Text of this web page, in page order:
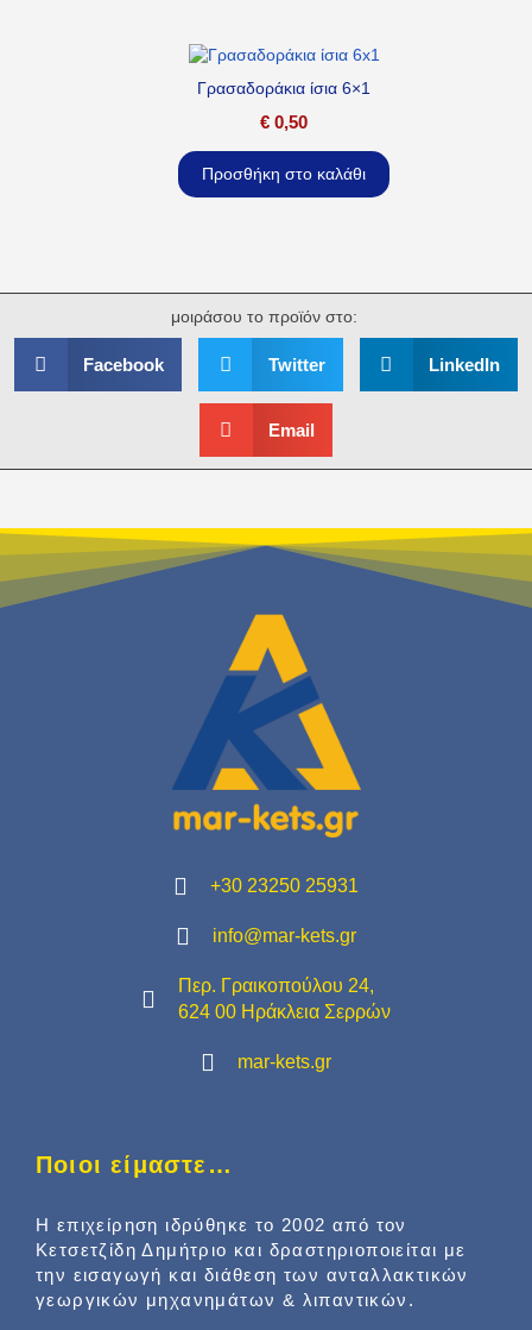
Γρασαδοράκια ίσια 6×1
€ 0,50
Προσθήκη στο καλάθι
μοιράσου το προϊόν στο:
Facebook Twitter LinkedIn
Email
+30 23250 25931
info@mar-kets.gr
Περ. Γραικοπούλου 24,
624 00 Ηράκλεια Σερρών
mar-kets.gr
Ποιοι είμαστε…
Η επιχείρηση ιδρύθηκε το 2002 από τον
Κετσετζίδη Δημήτριο και δραστηριοποιείται με
την εισαγωγή και διάθεση των ανταλλακτικών
γεωργικών μηχανημάτων & λιπαντικών.